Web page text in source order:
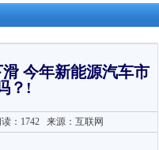
今年新能源汽车市
？!
读：1742来源：互联网